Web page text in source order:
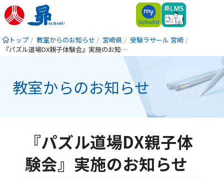
トップ 教室からのお知らせ 宮崎県
受験ラサール 宮崎
『パズル道場DX親子体験会』実施のお知らせ
教室からのお知らせ
『パズル道場DX親子体
験会』実施のお知らせ